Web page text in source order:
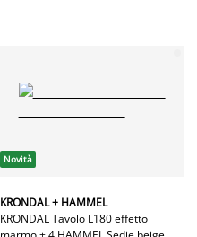
Novità
KRONDAL + HAMMEL
KRONDAL Tavolo L180 effetto